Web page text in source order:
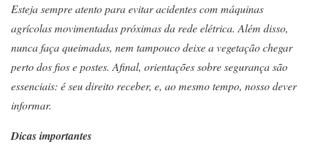
Esteja sempre atento para evitar acidentes com máquinas
agrícolas movimentadas próximas da rede elétrica. Além disso,
nunca faça queimadas, nem tampouco deixe a vegetação chegar
perto dos fios e postes. Afinal, orientações sobre segurança são
essenciais: é seu direito receber, e, ao mesmo tempo, nosso dever
informar.
Dicas importantes